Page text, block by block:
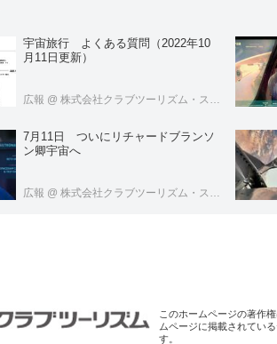
宇宙旅行 よくある質問（2022年10
月11日更新）
広報 @ 株式会社クラブツーリズム・スペースツアーズ
7月11日 ついにリチャードブランソ
ン卿宇宙へ
広報 @ 株式会社クラブツーリズム・スペースツアーズ
このホームページの著作
ムページに掲載されてい
す。